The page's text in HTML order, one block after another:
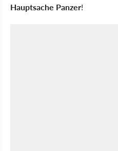
Hauptsache Panzer!